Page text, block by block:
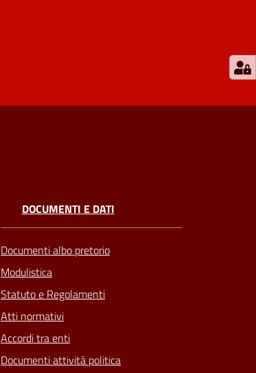
DOCUMENTI E DATI
Documenti albo pretorio
Modulistica
Statuto e Regolamenti
Atti normativi
Accordi tra enti
Documenti attività politica